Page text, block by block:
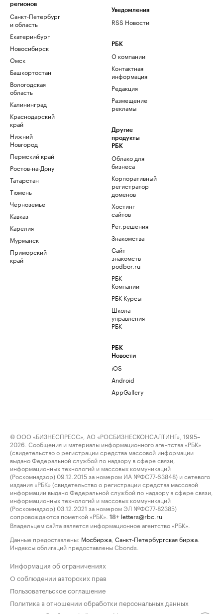
регионов
Санкт-Петербург
и область
Екатеринбург
Новосибирск
Омск
Башкортостан
Вологодская
область
Калининград
Краснодарский
край
Нижний
Новгород
Пермский край
Ростов-на-Дону
Татарстан
Тюмень
Черноземье
Кавказ
Карелия
Мурманск
Приморский
край
Уведомления
RSS Новости
РБК
О компании
Контактная
информация
Редакция
Размещение
рекламы
Другие
продукты
РБК
Облако для
бизнеса
Корпоративный
регистратор
доменов
Хостинг
сайтов
Рег.решения
Знакомства
Сайт
знакомств
podbor.ru
РБК
Компании
РБК Курсы
Школа
управления
РБК
РБК
Новости
iOS
Android
AppGallery
© ООО «БИЗНЕСПРЕСС», АО «РОСБИЗНЕСКОНСАЛТИНГ», 1995–
2026. Сообщения и материалы информационного агентства «РБК»
(свидетельство о регистрации средства массовой информации
выдано Федеральной службой по надзору в сфере связи,
информационных технологий и массовых коммуникаций
(Роскомнадзор) 09.12.2015 за номером ИА №ФС77-63848) и сетевого
издания «РБК» (свидетельство о регистрации средства массовой
информации выдано Федеральной службой по надзору в сфере связи,
информационных технологий и массовых коммуникаций
(Роскомнадзор) 03.12.2021 за номером ЭЛ №ФС77-82385)
сопровождаются пометкой «РБК».
18+ letters@rbc.ru
Владельцем сайта является информационное агентство «РБК».
Данные предоставлены: Мосбиржа Санкт-Петербургская биржа
Индексы облигаций предоставлены Cbonds.
Информация об ограничениях
О соблюдении авторских прав
Пользовательское соглашение
Политика в отношении обработки персональных данных